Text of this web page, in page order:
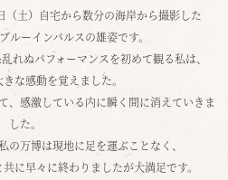
（土）自宅から数分の海岸から撮影した
ルーインパルスの雄姿です。
れぬパフォーマンスを初めて観る私は、
な感動を覚えました。
、感激している内に瞬く間に消えていきま
した。
万博は現地に足を運ぶことなく、
に早々に終わりましたが大満足です。